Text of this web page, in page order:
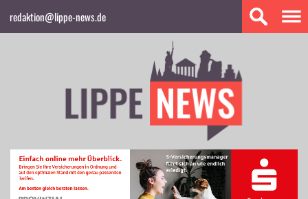
redaktion@lippe-news.de